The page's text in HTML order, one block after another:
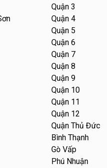
Quận 3
Quận 4
Quận 5
Quận 6
Quận 7
Quận 8
Quận 9
Quận 10
Quận 11
Quận 12
Quận Thủ Đức
Bình Thạnh
Gò Vấp
Phú Nhuận